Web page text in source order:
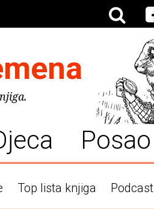
Posao
Top lista knjiga Podcast